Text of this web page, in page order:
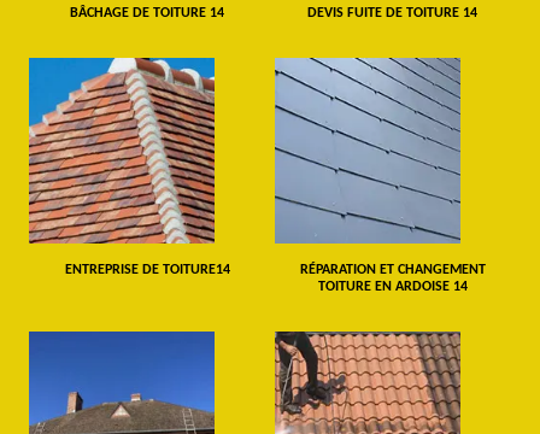
BÂCHAGE DE TOITURE 14 DEVIS FUITE DE TOITURE 14
ENTREPRISE DE TOITURE14
RÉPARATION ET CHANGEMENT
TOITURE EN ARDOISE 14